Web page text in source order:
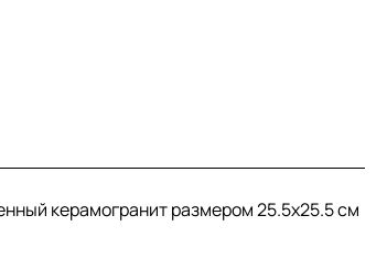
керамогранит размером 25.5x25.5 см